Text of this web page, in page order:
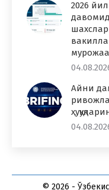
2026
Айни
© 2026 -